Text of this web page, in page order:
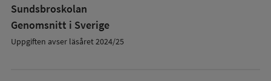
Sundsbroskolan
Genomsnitt i Sverige
Uppgiften avser läsåret 2024/25